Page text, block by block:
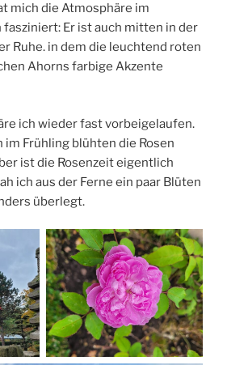
mich die Atmosphäre im
fasziniert: Er ist auch mitten in der
Ruhe. in dem die leuchtend roten
Ahorns farbige Akzente
ich wieder fast vorbeigelaufen.
im Frühling blühten die Rosen
ist die Rosenzeit eigentlich
ich aus der Ferne ein paar Blüten
überlegt.